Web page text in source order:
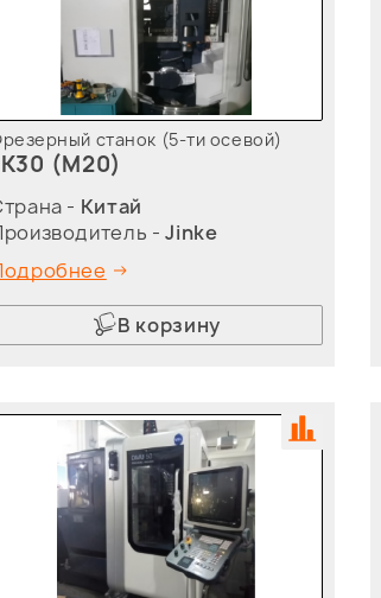
станок (5-ти осевой)
(M20)
- Китай
-Jinke
В корзину